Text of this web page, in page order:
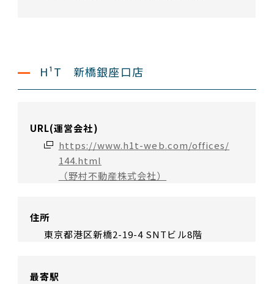
H¹T 新橋銀座口店
URL(運営会社)
https://www.h1t-web.com/offices/
144.html
（野村不動産株式会社）
住所
東京都港区新橋2-19-4 SNTビル8階
最寄駅